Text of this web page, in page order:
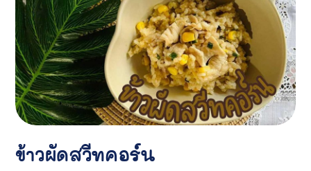
ข้าวผัดสวีทคอร์น